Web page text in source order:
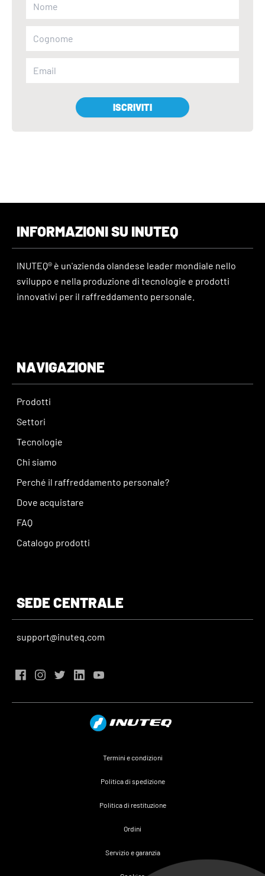
ISCRIVITI
INFORMAZIONI SU INUTEQ
INUTEQ® è un'azienda olandese leader mondiale nello
sviluppo e nella produzione di tecnologie e prodotti
innovativi per il raffreddamento personale.
NAVIGAZIONE
Prodotti
Settori
Tecnologie
Chi siamo
Perché il raffreddamento personale?
Dove acquistare
FAQ
Catalogo prodotti
SEDE CENTRALE
support@inuteq.com
Termini e condizioni
Politica di spedizione
Politica di restituzione
Ordini
Servizio e garanzia